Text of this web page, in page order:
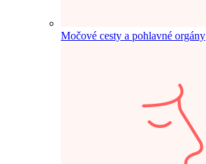
Močové cesty a pohlavné orgány